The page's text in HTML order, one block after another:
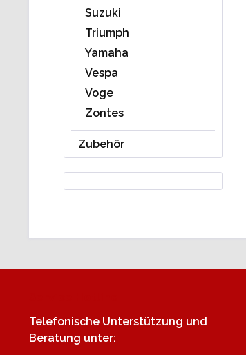
Suzuki
Triumph
Yamaha
Vespa
Voge
Zontes
Zubehör
Telefonische Unterstützung und
Beratung unter: